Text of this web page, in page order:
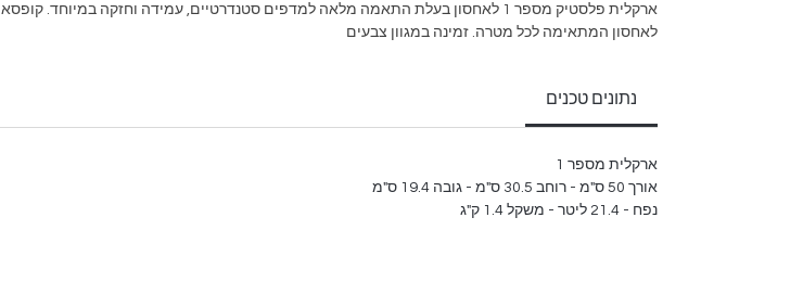
ארקלית פלסטיק מספר 1 לאחסון בעלת התאמה מלאה למדפים סטנדרטיים, עמידה וחזקה במיוחד. קופסא
לאחסון המתאימה לכל מטרה. זמינה במגוון צבעים
נתונים טכנים
ארקלית מספר 1
אורך 50 ס"מ - רוחב 30.5 ס"מ - גובה 19.4 ס"מ
נפח - 21.4 ליטר - משקל 1.4 ק"ג